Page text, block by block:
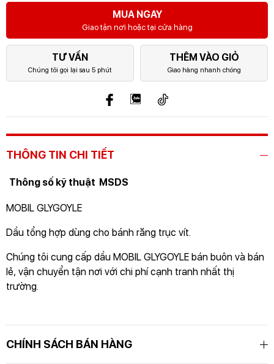
MUA NGAY
Giao tận nơi hoặc tại cửa hàng
TƯ VẤN
Chúng tôi gọi lại sau 5 phút
THÊM VÀO GIỎ
Giao hàng nhanh chóng
THÔNG TIN CHI TIẾT
Thông số kỹ thuật MSDS
MOBIL GLYGOYLE
Dầu tổng hợp dùng cho bánh răng trục vít.
Chúng tôi cung cấp dầu MOBIL GLYGOYLE bán buôn và bán
lẻ, vận chuyển tận nơi với chi phí cạnh tranh nhất thị
trường.
CHÍNH SÁCH BÁN HÀNGCHO BẠN